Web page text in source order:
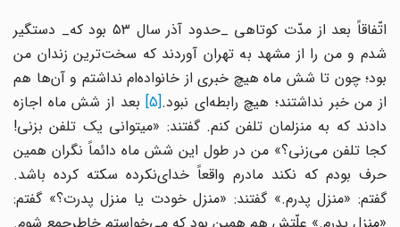
اتّفاقاً بعد از مدّت کوتاهی _حدود آذر سال ۵۳ بود که_ دستگیر
شدم و من را از مشهد به تهران آوردند که سخت‌ترین زندان من
بود؛ چون تا شش ماه هیچ خبری از خانواده‌ام نداشتم و آن‌ها هم
از من خبر نداشتند؛ هیچ رابطه‌ای نبود.[5] بعد از شش ماه اجازه
دادند که به منزلمان تلفن کنم. گفتند: «میتوانی یک تلفن بزنی!
کجا تلفن می‌زنی؟» من در طول این شش ماه دائماً نگران همین
حرف بودم که نکند مادرم واقعاً خدای‌نکرده سکته کرده باشد.
گفتم: «منزل پدرم.» گفتند: «منزل خودت یا منزل پدرت؟» گفتم: